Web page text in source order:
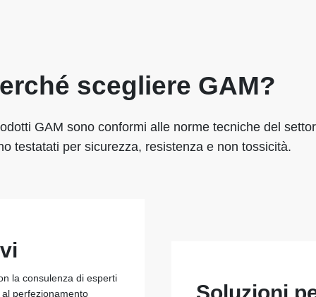
scegliere GAM?
GAM sono conformi alle norme tecniche del
testatati per sicurezza, resistenza e non tossicità.
la consulenza di esperti
perfezionamento
Soluzioni